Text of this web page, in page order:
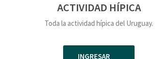
ACTIVIDAD HÍPICA
Toda la actividad hípica del Uruguay.
INGRESAR